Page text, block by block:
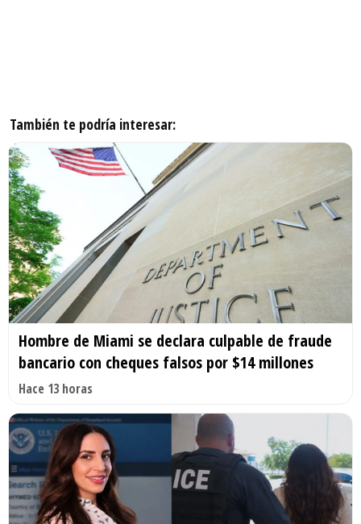
También te podría interesar:
Hombre de Miami se declara culpable de fraude
bancario con cheques falsos por $14 millones
Hace 13 horas